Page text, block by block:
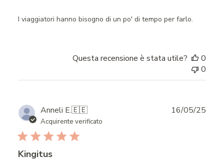
I viaggiatori hanno bisogno di un po' di tempo per farlo.
Questa recensione è stata utile?
0
0
Anneli E.🇪🇪
Acquirente verificato
Kingitus
16/05/25